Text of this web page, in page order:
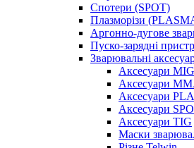
Спотери (SPOT)
Плазморізи
Аргонно-дугове
Пуско-зарядні
Зварювальні
Аксесуари
Аксесуари
Аксесуари
Аксесуари
Аксесуари TIG
Маски